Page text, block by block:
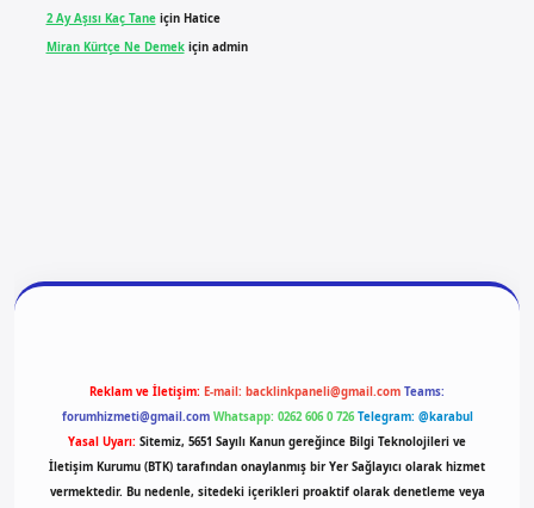
2 Ay Aşısı Kaç Taneiçin Hatice
Miran Kürtçe Ne Demekiçin admin
Reklam ve İletişim: E-mail: backlinkpaneli@gmail.com Teams:
forumhizmeti@gmail.com Whatsapp: 0262 606 0 726 Telegram: @karabul
Yasal Uyarı: Sitemiz, 5651 Sayılı Kanun gereğince Bilgi Teknolojileri ve
İletişim Kurumu (BTK) tarafından onaylanmış bir Yer Sağlayıcı olarak hizmet
vermektedir. Bu nedenle, sitedeki içerikleri proaktif olarak denetleme veya